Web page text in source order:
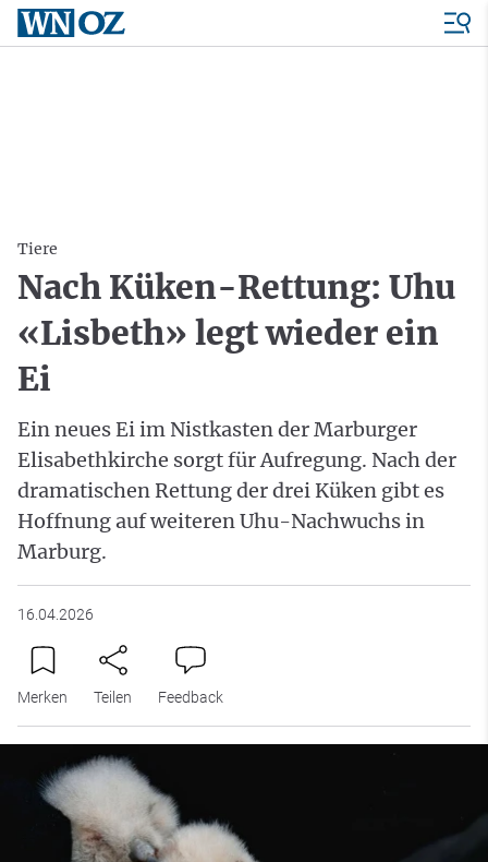
Tiere
Nach Küken-Rettung: Uhu
«Lisbeth» legt wieder ein
Ei
Ein neues Ei im Nistkasten der Marburger
Elisabethkirche sorgt für Aufregung. Nach der
dramatischen Rettung der drei Küken gibt es
Hoffnung auf weiteren Uhu-Nachwuchs in
Marburg.
16.04.2026
Merken Teilen Feedback